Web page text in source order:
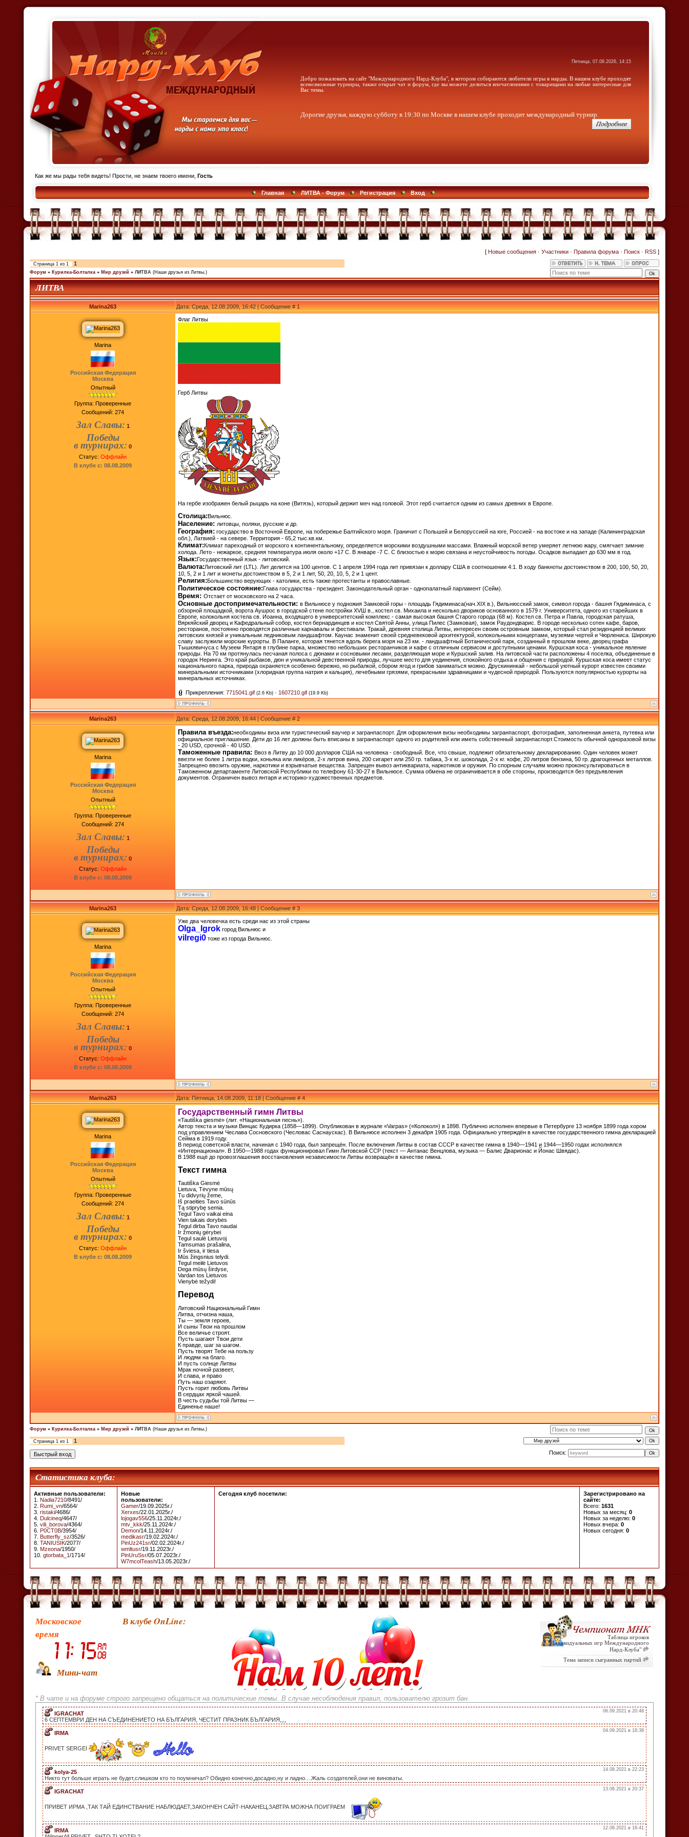
Пятница, 07.08.2026, 14:15
Добро пожаловать на сайт "Международного Нард-Клуба", в котором собираются любители игры в нарды. В нашем клубе проходят
всевозможные турниры, также открыт чат и форум, где вы можете делиться впечатлениями с товарищами на любые интересные для
Вас темы.
Дорогие друзья, каждую субботу в 19:30 по Москве в нашем клубе проходит международный турнир.
Как же мы рады тебя видеть! Прости, не знаем твоего имени, Гость
Главная ЛИТВА - Форум Регистрация Вход
[ Новые сообщения · Участники · Правила форума · Поиск · RSS ]
Страница 1 из 1 1
Форум » Курилка-Болталка » Мир друзей » ЛИТВА (Наши друзья из Литвы.)
ЛИТВА
Marina263 Дата: Среда, 12.08.2009, 16:42 | Сообщение #1
Marina
Российская Федерация
Москва
Опытный
Группа: Проверенные
Сообщений: 274
Зал Славы: 1
Победы
в турнирах: 0
Статус: Оффлайн
В клубе с: 08.08.2009
Флаг Литвы
Герб Литвы
На гербе изображен белый рыцарь на коне (Витязь), который держит меч над головой. Этот герб считается одним из самых древних в Европе.
Столица:Вильнюс.
Население: литовцы, поляки, русские и др.
География: государство в Восточной Европе, на побережье Балтийского моря. Граничит с Польшей и Белоруссией на юге, Россией - на востоке и на западе (Калининградская
обл.), Латвией - на севере. Территория - 65,2 тыс.кв.км.
Климат:Климат пареходный от морского к континентальному, определяется морскими воздушными массами. Влажный морской ветер умеряет летнюю жару, смягчает зимние
холода. Лето - нежаркое, средняя температура июля около +17 С. В январе -7 С. С близостью к морю связана и неустойчивость погоды. Осадков выпадает до 630 мм в год.
Язык:Государственный язык - литовский.
Валюта:Литовский лит (LTL). Лит делится на 100 центов. С 1 апреля 1994 года лит привязан к доллару США в соотношении 4:1. В ходу банкноты достоинством в 200, 100, 50, 20,
10, 5, 2 и 1 лит и монеты достоинством в 5, 2 и 1 лит, 50, 20, 10, 5, 2 и 1 цент.
Религия:Большинство верующих - католики, есть также протестанты и православные.
Политическое состояние:Глава государства - президент. Законодательный орган - однопалатный парламент (Сейм).
Время: Отстает от московского на 2 часа.
Основные достопримечательности: в Вильнюсе у подножия Замковой горы - площадь Гядиминаса(нач.ХIХ в.), Вильнюсский замок, символ города - башня Гядиминаса, с
обзорной площадкой, ворота Аушрос в городской стене постройки ХVШ в., костел св. Михаила и несколько двориков основанного в 1579 г. Университета, одного из старейших в
Европе, колокольня костела св. Иоанна, входящего в университетский комплекс - самая высокая башня Старого города (68 м). Костел св. Петра и Павла, городская ратуша,
Вяркяйский дворец и Кафедральный собор, костел бернардинцев и костел Святой Анны, улица Пилес (Замковая), замок Раудондварис. В городе несколько сотен кафе, баров,
ресторанов, постоянно проводятся различные карнавалы и фестивали. Тракай, древняя столица Литвы, интересен своим островным замком, который стал резиденцией великих
литовских князей и уникальным ледниковым ландшафтом. Каунас знаменит своей средневековой архитектурой, колокольными концертами, музеями чертей и Чюрлениса. Широкую
славу заслужили морские курорты. В Паланге, которая тянется вдоль берега моря на 23 км. - ландшафтный Ботанический парк, созданный в прошлом веке, дворец графа
Тышкявичуса с Музеем Янтаря в глубине парка, множество небольших ресторанчиков и кафе с отличным сервисом и доступными ценами. Куршская коса - уникальное явление
природы. На 70 км протянулась песчаная полоса с дюнами и сосновыми лесами, разделяющая море и Куршский залив. На литовской части расположены 4 поселка, объединеные в
городок Неринга. Это край рыбаков, дюн и уникальной девственной природы, лучшее место для уединения, спокойного отдыха и общения с природой. Куршская коса имеет статус
национального парка, природа охраняется особенно бережно, но рыбалкой, сбором ягод и грибов заниматься можно. Друскининкай - небольшой уютный курорт известен своими
минеральными источниками (хлоридная группа натрия и кальция), лечебными грязями, прекрасными здравницами и чудесной природой. Пользуются популярностью курорты на
минеральных источниках.
Прикрепления: 7715041.gif (2.6 Kb) · 1607210.gif (19.9 Kb)
Marina263 Дата: Среда, 12.08.2009, 16:44 | Сообщение #2
Marina
Российская Федерация
Москва
Опытный
Группа: Проверенные
Сообщений: 274
Зал Славы: 1
Победы
в турнирах: 0
Статус: Оффлайн
В клубе с: 08.08.2009
Правила въезда:необходимы виза или туристический ваучер и загранпаспорт. Для оформления визы необходимы загранпаспорт, фотография, заполненная анкета, путевка или
официальное приглашение. Дети до 16 лет должны быть вписаны в загранпаспорт одного из родителей или иметь собственный загранпаспорт.Стоимость обычной одноразовой визы
- 20 USD, срочной - 40 USD.
Таможенные правила: Ввоз в Литву до 10 000 долларов США на человека - свободный. Все, что свыше, подлежит обязательному декларированию. Один человек может
ввезти не более 1 литра водки, коньяка или ликёров, 2-х литров вина, 200 сигарет или 250 гр. табака, 3-х кг. шоколада, 2-х кг. кофе, 20 литров бензина, 50 гр. драгоценных металлов.
Запрещено ввозить оружие, наркотики и взрывчатые вещества. Запрещен вывоз антиквариата, наркотиков и оружия. По спорным случаям можно проконсультироваться в
Таможенном департаменте Литовской Республики по телефону 61-30-27 в Вильнюсе. Сумма обмена не ограничивается в обе стороны, производится без предъявления
документов. Ограничен вывоз янтаря и историко-художественных предметов.
Marina263 Дата: Среда, 12.08.2009, 16:48 | Сообщение #3
Marina
Российская Федерация
Москва
Опытный
Группа: Проверенные
Сообщений: 274
Зал Славы: 1
Победы
в турнирах: 0
Статус: Оффлайн
В клубе с: 08.08.2009
Уже два человечка есть среди нас из этой страны
Olga_Igrok город Вильнюс и
vilregi0 тоже из города Вильнюс.
Marina263 Дата: Пятница, 14.08.2009, 11:18 | Сообщение #4
Marina
Российская Федерация
Москва
Опытный
Группа: Проверенные
Сообщений: 274
Зал Славы: 1
Победы
в турнирах: 0
Статус: Оффлайн
В клубе с: 08.08.2009
Государственный гимн Литвы
«Tautiška giesmė» (лит. «Национальная песнь»).
Автор текста и музыки Винцас Кудирка (1858—1899). Опубликован в журнале «Varpas» («Колокол») в 1898. Публично исполнен впервые в Петербурге 13 ноября 1899 года хором
под управлением Чеслава Сосновского (Чесловас Саснаускас). В Вильнюсе исполнен 3 декабря 1905 года. Официально утверждён в качестве государственного гимна декларацией
Сейма в 1919 году.
В период советской власти, начиная с 1940 года, был запрещён. После включения Литвы в состав СССР в качестве гимна в 1940—1941 и 1944—1950 годах исполнялся
«Интернационал». В 1950—1988 годах функционировал Гимн Литовской ССР (текст — Антанас Венцлова, музыка — Балис Дварионас и Йонас Швядас).
В 1988 ещё до провозглашения восстановления независимости Литвы возвращён в качестве гимна.
Текст гимна
Tautiška Giesmė
Lietuva, Tėvyne mūsų
Tu didvyrių žeme,
Iš praeities Tavo sūnūs
Tą stiprybę semia.
Tegul Tavo vaikai eina
Vien takais dorybės
Tegul dirba Tavo naudai
Ir žmonių gėrybei
Tegul saulė Lietuvoj
Tamsumas prašalina,
Ir šviesa, ir tiesa
Mūs žingsnius telydi.
Tegul meilė Lietuvos
Dega mūsų širdyse,
Vardan tos Lietuvos
Vienybė težydi!
Перевод
Литовский Национальный Гимн
Литва, отчизна наша,
Ты — земля героев,
И сыны Твои на прошлом
Все величье строят.
Пусть шагают Твои дети
К правде, шаг за шагом.
Пусть творят Тебе на пользу
И людям на благо.
И пусть солнце Литвы
Мрак ночной развеет,
И слава, и право
Путь наш озаряют.
Пусть горит любовь Литвы
В сердцах яркой чашей.
В честь судьбы той Литвы —
Единенье наше!
Форум » Курилка-Болталка » Мир друзей » ЛИТВА (Наши друзья из Литвы.)
Страница 1 из 1
1
Поиск:
Статистика клуба:
Активные пользователи:
1. Nadia7210/8491/
2. Rumi_vn/6564/
3. ristaki/4686/
4. Dulcineq/4647/
5. vili_borova/4364/
6. P0CT0B/3954/
7. Butterfly_sz/3526/
8. TANIUSIK/2077/
9. Mzeona/1950/
10. gtorbata_1/1714/
Новые
пользователи:
Gamer/19.09.2025г./
Xerxes/22.01.2025г./
lojogav556/25.11.2024г./
mtv_kkk/25.11.2024г./
Demon/14.11.2024г./
medikasr/19.02.2024г./
PinUz241sr/02.02.2024г./
wmltusr/19.11.2023г./
PinUruSsr/05.07.2023г./
W7mcolTeash/13.05.2023г./
Сегодня клуб посетили:
Зарегистрировано на
сайте:
Всего: 1631
Новых за месяц: 0
Новых за неделю: 0
Новых вчера: 0
Новых сегодня: 0
Московское
время
Мини-чат
В клубе OnLine:
Таблица игроков
"Индивидуальных игр Международного
Нард-Клуба"
Тема записи сыгранных партий
* В чате и на форуме строго запрещено общаться на политические темы. В случае несоблюдения правил, пользователю грозит бан.